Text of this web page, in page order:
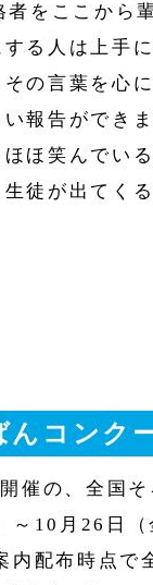
者をここから
する人は上手
の言葉を心
報告ができ
ほほ笑んでい
徒が出てく
んコンク
催の、全国
～10月26日
内配布時点で